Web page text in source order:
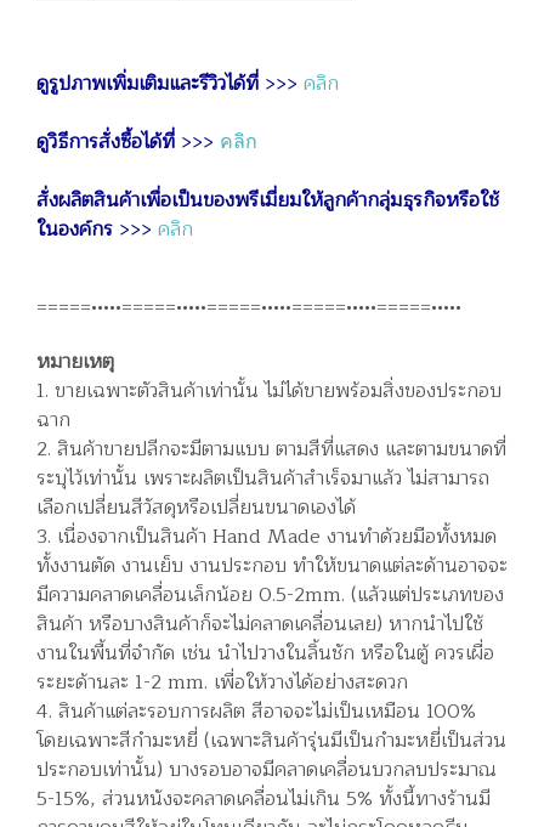
ดูรูปภาพเพิ่มเติมและรีวิวได้ที่ >>> คลิก
ดูวิธีการสั่งซื้อได้ที่ >>> คลิก
สั่งผลิตสินค้าเพื่อเป็นของพรีเมี่ยมให้ลูกค้ากลุ่มธุรกิจหรือใช้
ในองค์กร >>> คลิก
=====•••••=====•••••=====•••••=====•••••=====•••••
หมายเหตุ
1. ขายเฉพาะตัวสินค้าเท่านั้น ไม่ได้ขายพร้อมสิ่งของประกอบ
ฉาก
2. สินค้าขายปลีกจะมีตามแบบ ตามสีที่แสดง และตามขนาดที่
ระบุไว้เท่านั้น เพราะผลิตเป็นสินค้าสำเร็จมาแล้ว ไม่สามารถ
เลือกเปลี่ยนสีวัสดุหรือเปลี่ยนขนาดเองได้
3. เนื่องจากเป็นสินค้า Hand Made งานทำด้วยมือทั้งหมด
ทั้งงานตัด งานเย็บ งานประกอบ ทำให้ขนาดแต่ละด้านอาจจะ
มีความคลาดเคลื่อนเล็กน้อย 0.5-2mm. (แล้วแต่ประเภทของ
สินค้า หรือบางสินค้าก็จะไม่คลาดเคลื่อนเลย) หากนำไปใช้
งานในพื้นที่จำกัด เช่น นำไปวางในลิ้นชัก หรือในตู้ ควรเผื่อ
ระยะด้านละ 1-2 mm. เพื่อให้วางได้อย่างสะดวก
4. สินค้าแต่ละรอบการผลิต สีอาจจะไม่เป็นเหมือน 100%
โดยเฉพาะสีกำมะหยี่ (เฉพาะสินค้ารุ่นมีเป็นกำมะหยี่เป็นส่วน
ประกอบเท่านั้น) บางรอบอาจมีคลาดเคลื่อนบวกลบประมาณ
5-15%, ส่วนหนังจะคลาดเคลื่อนไม่เกิน 5% ทั้งนี้ทางร้านมี